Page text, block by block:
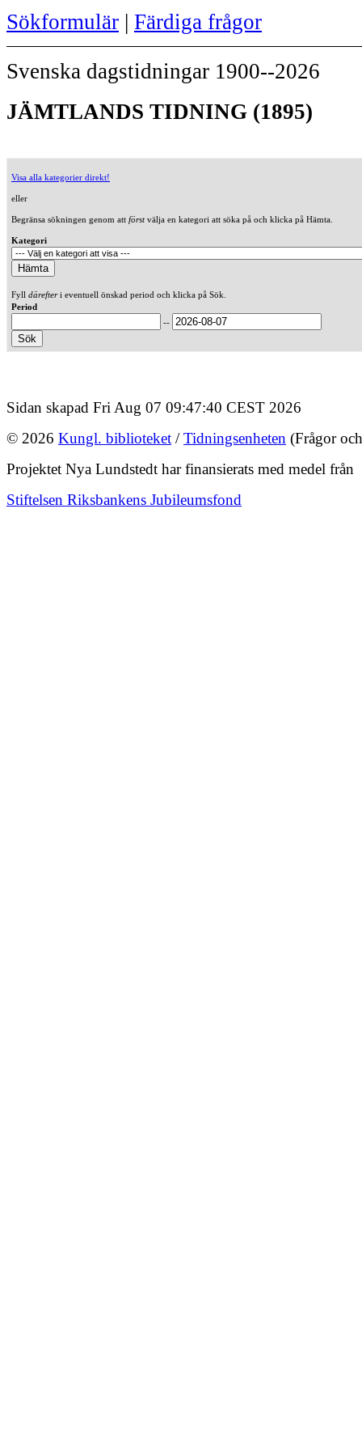
Sökformulär | Färdiga frågor
Svenska dagstidningar 1900--2026
JÄMTLANDS TIDNING (1895)
Visa alla kategorier direkt!
eller
Begränsa sökningen genom att förstvälja en kategori att söka på och klicka på Hämta.
Kategori
Fyll därefteri eventuell önskad period och klicka på Sök.
Period
--
Sidan skapad Fri Aug 07 09:47:40 CEST 2026
© 2026 Kungl. biblioteket /Tidningsenheten (Frågor
Projektet Nya Lundstedt har finansierats med medel från
Stiftelsen Riksbankens Jubileumsfond